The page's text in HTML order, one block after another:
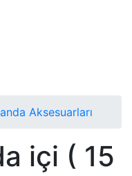
Aksesuarları
içi ( 15